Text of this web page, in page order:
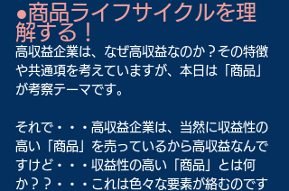
●商品ライフサイクルを理
解する！
高収益企業は、なぜ高収益なのか？その特徴
や共通項を考えていますが、本日は「商品」
が考察テーマです。
それで・・・高収益企業は、当然に収益性の
高い「商品」を売っているから高収益なんで
すけど・・・収益性の高い「商品」とは何
か？？・・・これは色々な要素が絡むのです